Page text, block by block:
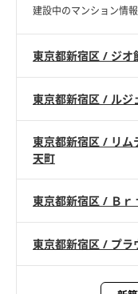
建設中のマンション情
東京都新宿区 / ジオ
東京都新宿区 / ルジ
東京都新宿区 / リム
天町
東京都新宿区 / Ｂｒ
東京都新宿区 / プラ